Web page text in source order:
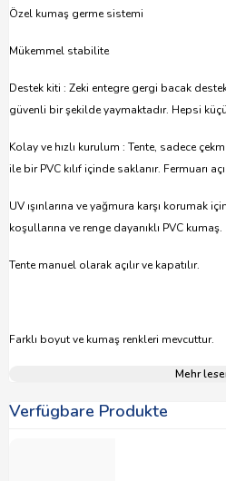
Özel kumaş germe sistemi
Mükemmel stabilite
Destek kiti : Zeki entegre gergi bacak
güvenli bir şekilde yaymaktadır. Hepsi
Kolay ve hızlı kurulum : Tente, sadece
ile bir PVC kılıf içinde saklanır. Fermuarı
UV ışınlarına ve yağmura karşı korumak
koşullarına ve renge dayanıklı PVC kumaş.
Tente manuel olarak açılır ve kapatılır.
Farklı boyut ve kumaş renkleri mevcuttur.
Mehr
Verfügbare Produkte